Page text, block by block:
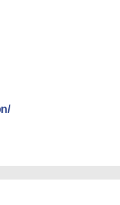
小型 緑色/赤色/青紫色
長距離照射 長時間使用
持ち運び便利 アウトド
/展示会用 緑